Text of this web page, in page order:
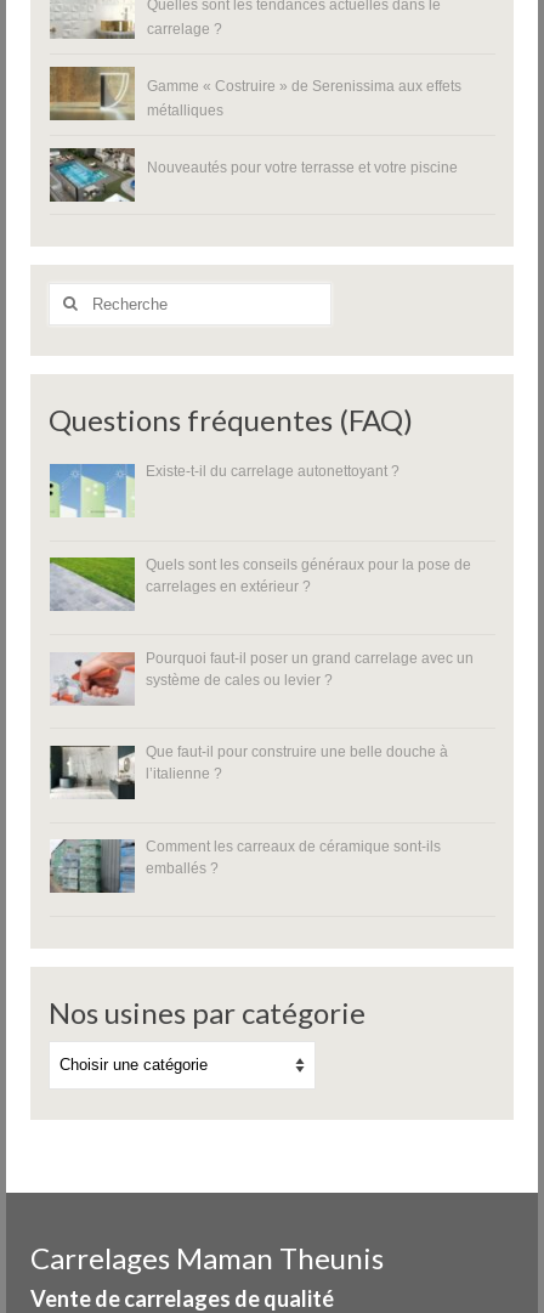
Quelles sont les tendances actuelles dans le
carrelage ?
Gamme « Costruire » de Serenissima aux effets
métalliques
Nouveautés pour votre terrasse et votre piscine
Rechercher
Questions fréquentes (FAQ)
Existe-t-il du carrelage autonettoyant ?
Quels sont les conseils généraux pour la pose de
carrelages en extérieur ?
Pourquoi faut-il poser un grand carrelage avec un
système de cales ou levier ?
Que faut-il pour construire une belle douche à
l’italienne ?
Comment les carreaux de céramique sont-ils
emballés ?
Nos usines par catégorie
Carrelages Maman Theunis
Vente de carrelages de qualité